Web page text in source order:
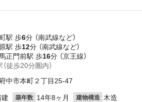
駅 歩6分 （南武線など）
駅 歩12分 （南武線など）
正門前駅 歩16分 （京王線）
徒歩20分圏内）
中市本町２丁目25-47
建 築年数 14年8ヶ月 建物構造 木造